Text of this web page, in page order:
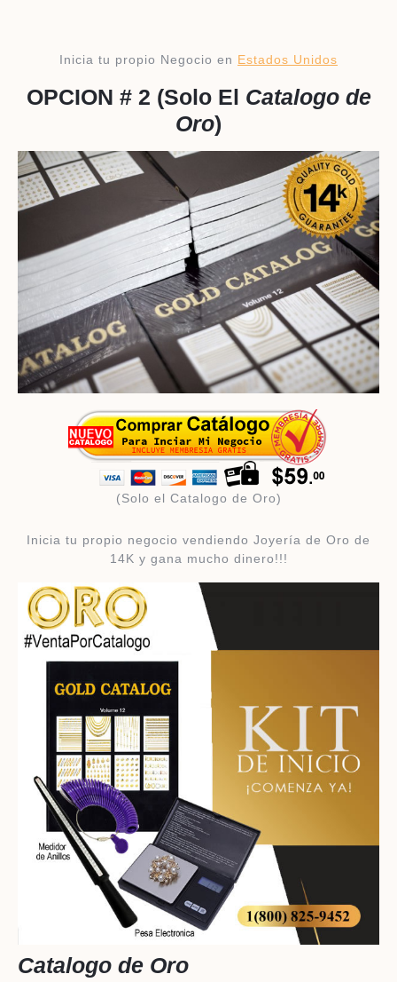
Inicia tu propio Negocio en Estados Unidos
OPCION # 2 (Solo El ​Catalogo de
Oro)
(Solo el Catalogo de Oro)​
Inicia tu propio negocio vendiendo Joyería de Oro de
14K y gana mucho dinero!!!
​Catalogo de Oro